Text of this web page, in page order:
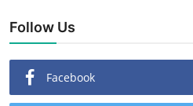
Follow Us
Facebook